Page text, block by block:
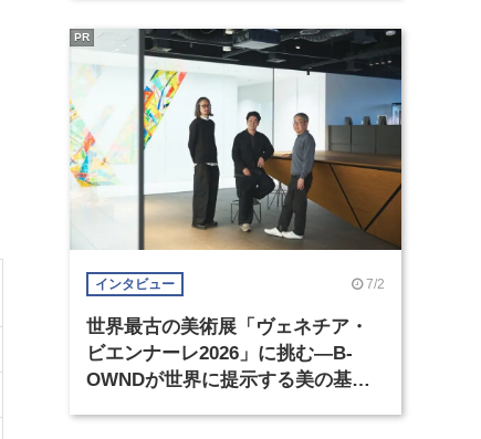
インタビュー 7/2
世界最古の美術展「ヴェネチア・
ビエンナーレ2026」に挑む―B-
OWNDが世界に提示する美の基準
PR